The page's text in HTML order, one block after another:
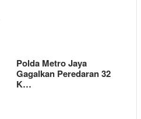
Polda Metro Jaya
Gagalkan Peredaran 32
K…